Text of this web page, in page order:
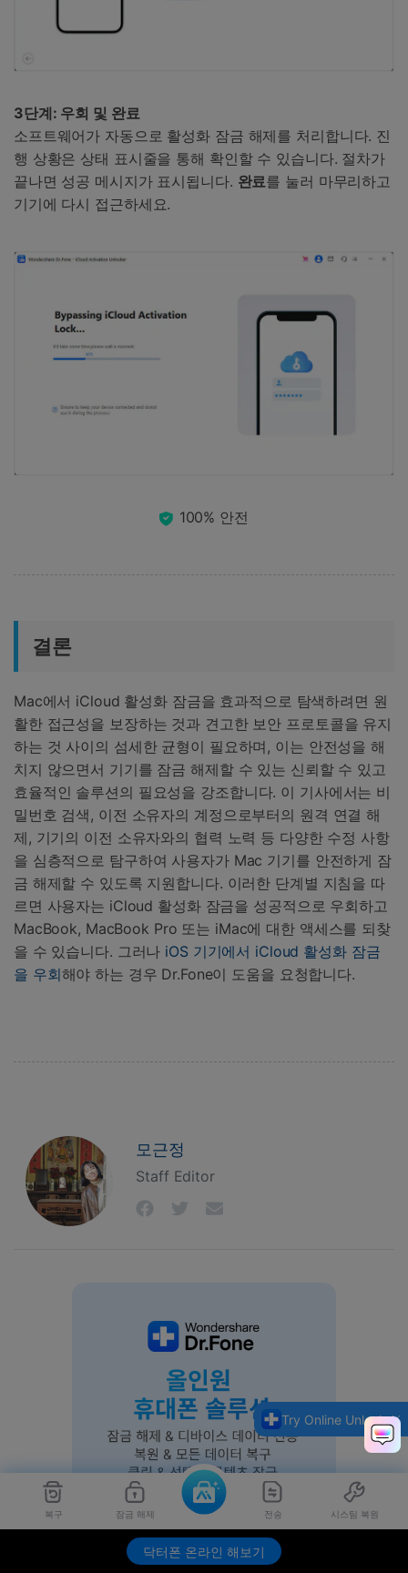
복구 잠금 해제 전송 시스팀 복원
닥터폰 온라인 해보기
3단계: 우회 및 완료
소프트웨어가 자동으로 활성화 잠금 해제를 처리합니다. 진
행 상황은 상태 표시줄을 통해 확인할 수 있습니다. 절차가
끝나면 성공 메시지가 표시됩니다. 완료를 눌러 마무리하고
기기에 다시 접근하세요.
100% 안전
결론
Mac에서 iCloud 활성화 잠금을 효과적으로 탐색하려면 원
활한 접근성을 보장하는 것과 견고한 보안 프로토콜을 유지
하는 것 사이의 섬세한 균형이 필요하며, 이는 안전성을 해
치지 않으면서 기기를 잠금 해제할 수 있는 신뢰할 수 있고
효율적인 솔루션의 필요성을 강조합니다. 이 기사에서는 비
밀번호 검색, 이전 소유자의 계정으로부터의 원격 연결 해
제, 기기의 이전 소유자와의 협력 노력 등 다양한 수정 사항
을 심층적으로 탐구하여 사용자가 Mac 기기를 안전하게 잠
금 해제할 수 있도록 지원합니다. 이러한 단계별 지침을 따
르면 사용자는 iCloud 활성화 잠금을 성공적으로 우회하고
MacBook, MacBook Pro 또는 iMac에 대한 액세스를 되찾
을 수 있습니다. 그러나 iOS 기기에서 iCloud 활성화 잠금
을 우회해야 하는 경우 Dr.Fone이 도움을 요청합니다.
모근정
Staff Editor
Try Online Unlock